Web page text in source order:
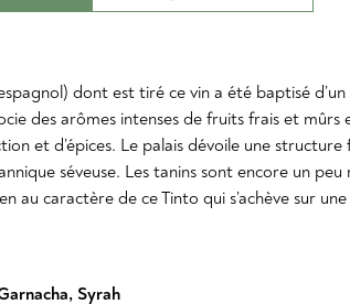
dont est tiré ce vin a été baptisé
des arômes intenses de fruits frais et
et d’épices. Le palais dévoile une
séveuse. Les tanins sont encore un peu
au caractère de ce Tinto qui s’achève sur
, Syrah